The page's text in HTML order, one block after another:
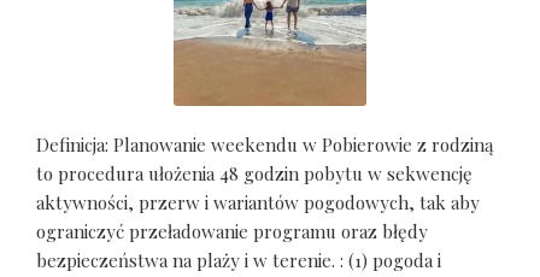
Definicja: Planowanie weekendu w Pobierowie z rodziną
to procedura ułożenia 48 godzin pobytu w sekwencję
aktywności, przerw i wariantów pogodowych, tak aby
ograniczyć przeładowanie programu oraz błędy
bezpieczeństwa na plaży i w terenie. : (1) pogoda i